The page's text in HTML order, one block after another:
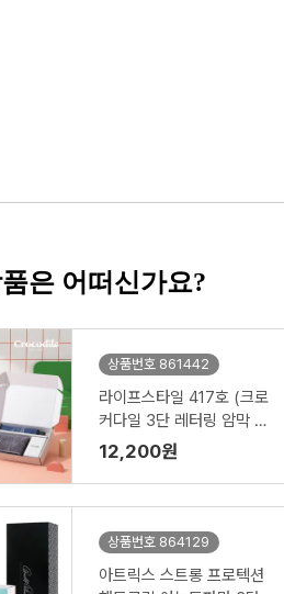
은 어떠신가요?
상품번호 861442
라이프스타일 417호 (크로
커다일 3단 레터링 암막 전
자동 우산 VIP+심플 타올 1
50g)
12,200원
상품번호 864129
아트릭스 스트롱 프로텍션